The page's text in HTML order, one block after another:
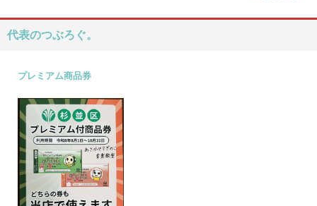
代表のつぶろぐ。
プレミアム商品券